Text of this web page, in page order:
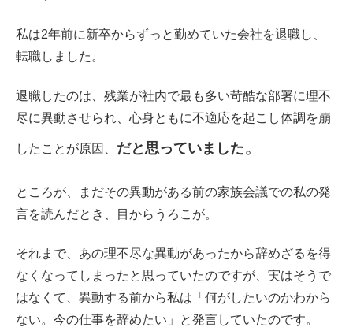
私は2年前に新卒からずっと勤めていた会社を退職し、
転職しました。
退職したのは、残業が社内で最も多い苛酷な部署に理不
尽に異動させられ、心身ともに不適応を起こし体調を崩
したことが原因、 だと思っていました。
ところが、まだその異動がある前の家族会議での私の発
言を読んだとき、目からうろこが。
それまで、あの理不尽な異動があったから辞めざるを得
なくなってしまったと思っていたのですが、実はそうで
はなくて、異動する前から私は「何がしたいのかわから
ない。今の仕事を辞めたい」と発言していたのです。